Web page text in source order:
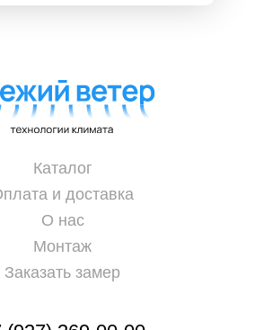
Каталог
и доставка
О нас
Монтаж
Заказать замер